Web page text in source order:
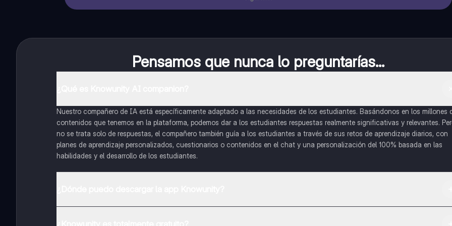
Pensamos que nunca lo preguntarías...
Nuestro compañero de IA está específicamente adaptado a las necesidades de los estudiantes. Basándonos en los millones
contenidos que tenemos en la plataforma, podemos dar a los estudiantes respuestas realmente significativas y relevantes.
no se trata solo de respuestas, el compañero también guía a los estudiantes a través de sus retos de aprendizaje diarios, con
planes de aprendizaje personalizados, cuestionarios o contenidos en el chat y una personalización del 100% basada en las
habilidades y el desarrollo de los estudiantes.